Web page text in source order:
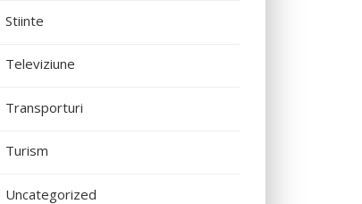
Stiinte
Televiziune
Transporturi
Turism
Uncategorized